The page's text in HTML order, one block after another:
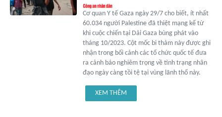
Cơ quan Y tế Gaza ngày 29/7 cho biết, ít nhất
60.034 người Palestine đã thiệt mạng kể từ
khi cuộc chiến tại Dải Gaza bùng phát vào
tháng 10/2023. Cột mốc bi thảm này được ghi
nhận trong bối cảnh các tổ chức quốc tế đưa
ra cảnh báo nghiêm trọng về tình trạng nhân
đạo ngày càng tồi tệ tại vùng lãnh thổ này.
XEM THÊM